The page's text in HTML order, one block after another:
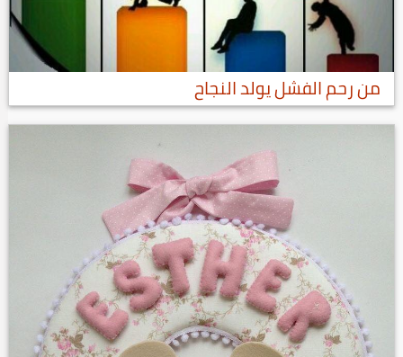
من رحم الفشل يولد النجاح